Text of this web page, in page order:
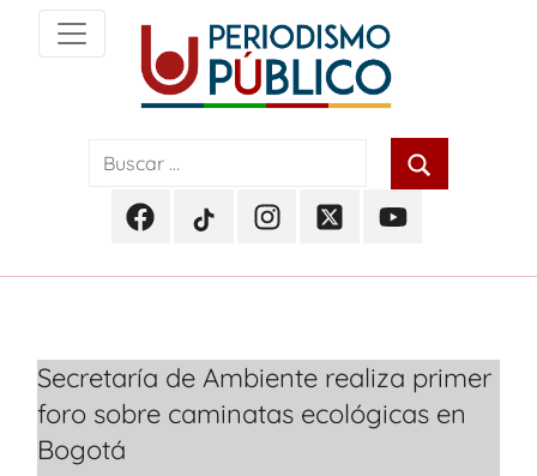
content
Periodismo
PúblicoFacebook
Periodismo
TikTok
Periodismo
InstagramTwitterYoutube
Secretaría de Ambiente realiza primer
foro sobre caminatas ecológicas en
Bogotá